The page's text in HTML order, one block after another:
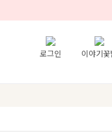
로그인 이야기